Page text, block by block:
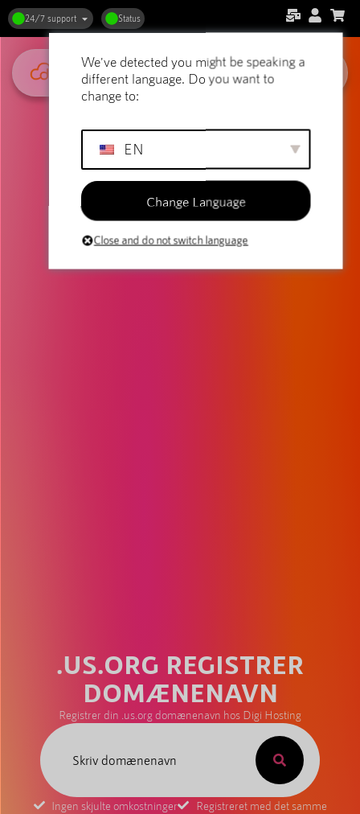
24/7 support Status
.US.ORG REGISTRER
DOMÆNENAVN
Registrer din .us.org domænenavn hos Digi Hosting
Ingen skjulte omkostninger
Registreret med det samme
We've detected you might be speaking a
different language. Do you want to
change to:
EN
Change Language
Close and do not switch language